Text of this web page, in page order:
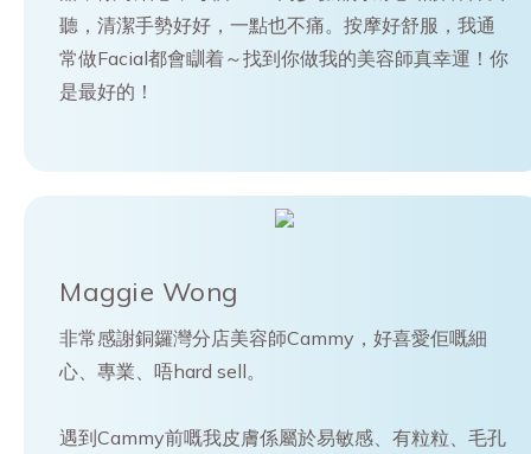
聽，清潔手勢好好，一點也不痛。按摩好舒服，我通
常做Facial都會瞓着～找到你做我的美容師真幸運！你
是最好的！
Maggie Wong
非常感謝銅鑼灣分店美容師Cammy，好喜愛佢嘅細
心、專業、唔hard sell。
遇到Cammy前嘅我皮膚係屬於易敏感、有粒粒、毛孔